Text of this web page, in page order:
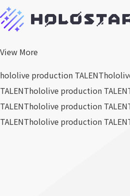
View More
hololive production TALENT
TALENThololive production
TALENThololive production
TALENThololive production